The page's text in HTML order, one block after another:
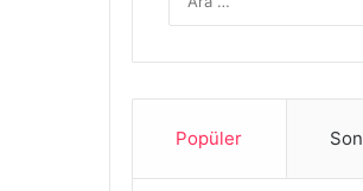
Popüler Son